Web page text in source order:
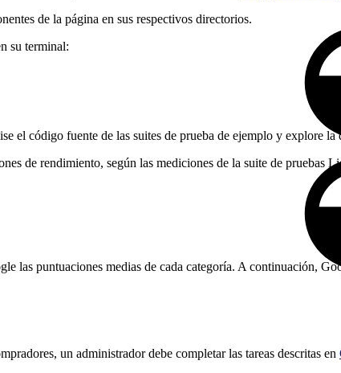
de la página en sus respectivos directorios.
su terminal:
el código fuente de las suites de prueba de ejemplo y explore la
de rendimiento, según las mediciones de la suite de pruebas
las puntuaciones medias de cada categoría. A continuación,
un administrador debe completar las tareas descritas en